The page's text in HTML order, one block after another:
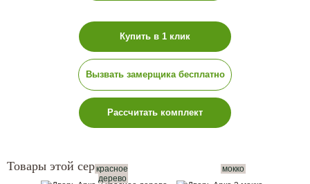
Купить в 1 клик
Вызвать замерщика бесплатно
Рассчитать комплект
Товары этой серии:красное
дерево
мокко